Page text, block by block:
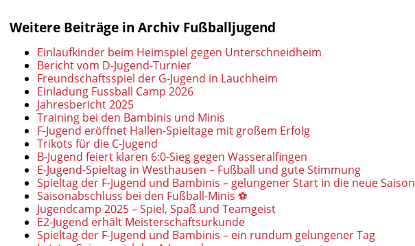
Weitere Beiträge in Archiv Fußballjugend
Einlaufkinder beim Heimspiel gegen Unterschneidheim
Bericht vom D-Jugend-Turnier
Freundschaftsspiel der G-Jugend in Lauchheim
Einladung Fussball Camp 2026
Jahresbericht 2025
Training bei den Bambinis und Minis
F-Jugend eröffnet Hallen-Spieltage mit großem Erfolg
Trikots für die C-Jugend
B-Jugend feiert klaren 6:0-Sieg gegen Wasseralfingen
E-Jugend-Spieltag in Westhausen – Fußball und gute Stimmung
Spieltag der F-Jugend und Bambinis – gelungener Start in die neue Saison
Saisonabschluss bei den Fußball-Minis ⚽
Jugendcamp 2025 – Spiel, Spaß und Teamgeist
E2-Jugend erhält Meisterschaftsurkunde
Spieltag der F-Jugend und Bambinis – ein rundum gelungener Tag